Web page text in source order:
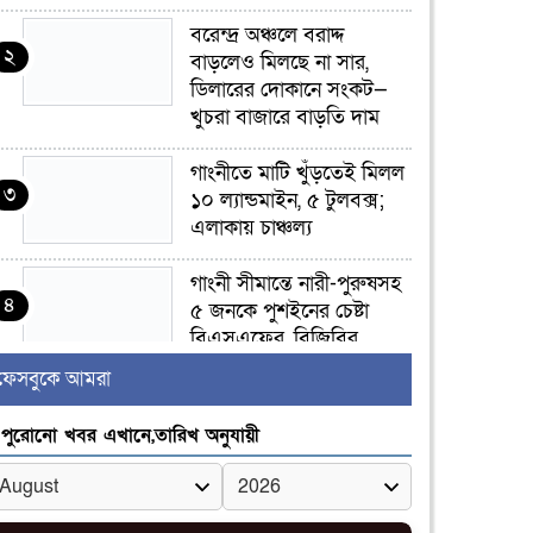
২
বরেন্দ্র অঞ্চলে বরাদ্দ
বাড়লেও মিলছে না সার,
ডিলারের দোকানে সংকট—
খুচরা বাজারে বাড়তি দাম
৩
গাংনীতে মাটি খুঁড়তেই মিলল
১০ ল্যান্ডমাইন, ৫ টুলবক্স;
এলাকায় চাঞ্চল্য
৪
গাংনী সীমান্তে নারী-পুরুষসহ
৫ জনকে পুশইনের চেষ্টা
বিএসএফের, বিজিবির
৫
ইবির জুলাই-৩৬ হলে
রুমমেটদের গোপন ছবি
প্রেমিকের কাছে পাঠানোর
অভিযোগ, ক্ষোভ ও আতঙ্ক
আমরা
পুরোনো খবর এখানে,তারিখ অনুযায়ী